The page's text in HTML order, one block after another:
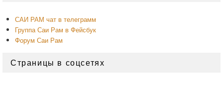
САИ РАМ чат в телеграмм
Группа Саи Рам в Фейсбук
Форум Саи Рам
Страницы в соцсетях